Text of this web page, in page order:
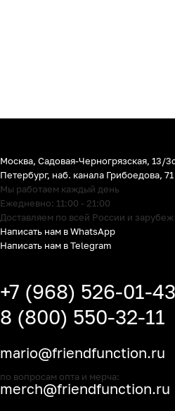
Москва, Садовая-Черногрязская, 13/
Петербург, наб. канала Грибоедова, 71
Мы работаем каждый день
Ежедневно: 11:00 - 21:00
Доставляем по всей России и зарубеж
Написать нам в WhatsApp
Написать нам в Telegram
+7 (968) 526-01-43
8 (800) 550-32-11
mario@friendfunction.ru
по вопросам опта и мерча:
merch@friendfunction.ru